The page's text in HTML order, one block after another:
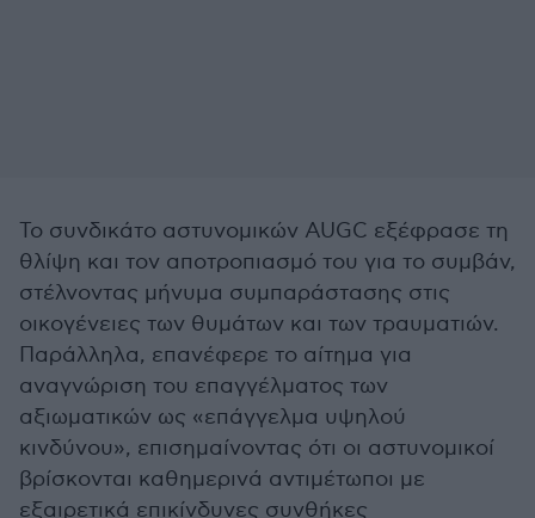
Το συνδικάτο αστυνομικών AUGC εξέφρασε τη
θλίψη και τον αποτροπιασμό του για το συμβάν,
στέλνοντας μήνυμα συμπαράστασης στις
οικογένειες των θυμάτων και των τραυματιών.
Παράλληλα, επανέφερε το αίτημα για
αναγνώριση του επαγγέλματος των
αξιωματικών ως «επάγγελμα υψηλού
κινδύνου», επισημαίνοντας ότι οι αστυνομικοί
βρίσκονται καθημερινά αντιμέτωποι με
εξαιρετικά επικίνδυνες συνθήκες